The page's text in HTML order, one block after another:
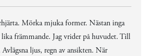
Mörka mjuka former. Nästan inga
främmande. Jag vrider på huvudet. Till
Avlägsna ljus, regn av ansikten. När